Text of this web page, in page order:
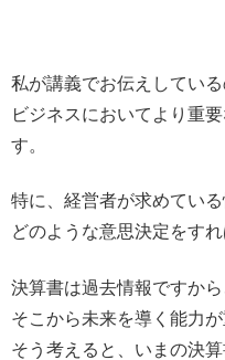
私が講義でお伝えしている
ビジネスにおいてより重
す。
特に、経営者が求めてい
どのような意思決定をす
決算書は過去情報ですか
そこから未来を導く能力が
そう考えると、いまの決